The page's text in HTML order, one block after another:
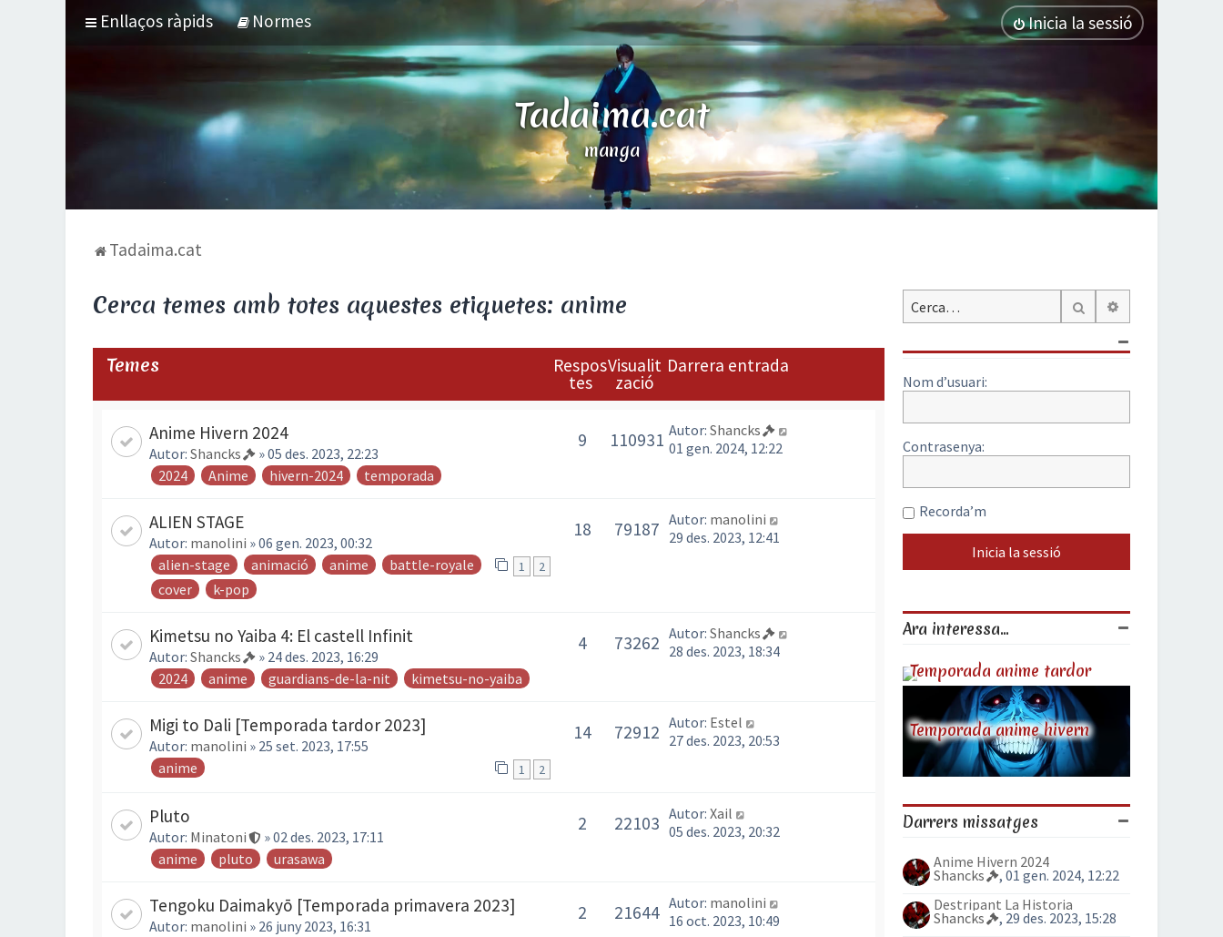
Enllaços ràpids Normes Inicia la sessió
Tadaima.cat
manga
Tadaima.cat
Cerca temes amb totes aquestes etiquetes: anime
Temes Respos
tes
Visualit
zació
Darrera entrada
Anime Hivern 2024
Autor: Shancks
» 05 des. 2023, 22:23
2024
Anime hivern-2024 temporada
9 110931 Autor: Shancks
01 gen. 2024, 12:22
ALIEN STAGE
Autor: manolini » 06 gen. 2023, 00:32
1 2
alien-stage animació anime
battle-royale
cover
k-pop
18 79187 Autor: manolini
29 des. 2023, 12:41
Kimetsu no Yaiba 4: El castell Infinit
Autor: Shancks
» 24 des. 2023, 16:29
2024
anime guardians-de-la-nit kimetsu-no-yaiba
4 73262 Autor: Shancks
28 des. 2023, 18:34
Migi to Dali [Temporada tardor 2023]
Autor: manolini » 25 set. 2023, 17:55
1 2
anime
14 72912 Autor: Estel
27 des. 2023, 20:53
Pluto
Autor: Minatoni
» 02 des. 2023, 17:11
anime
pluto urasawa
2 22103 Autor: Xail
05 des. 2023, 20:32
Tengoku Daimakyō [Temporada primavera 2023]
Autor: manolini » 26 juny 2023, 16:31
2 21644 Autor: manolini
16 oct. 2023, 10:49
Cerca
Nom d’usuari:
Contrasenya:
Recorda’m
Ara interessa...
Temporada anime tardor
Temporada anime hivern
Darrers missatges
Anime Hivern 2024
Shancks
, 01 gen. 2024, 12:22
Destripant La Historia
Shancks
, 29 des. 2023, 15:28